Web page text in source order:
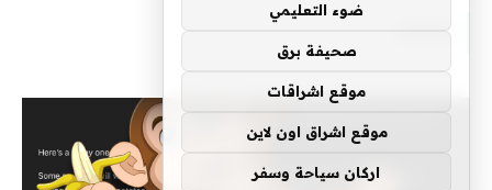
ويحذر
ضوء التعليمي
صحيفة برق
موقع اشراقات
موقع اشراق اون لاين
اركان سياحة وسفر